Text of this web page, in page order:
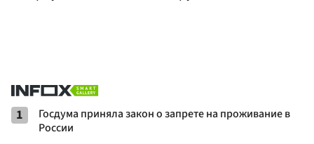
1
Госдума приняла закон о запрете на проживание в
России